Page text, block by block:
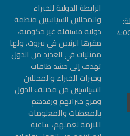
الرابطة الدولیة للخبراء
والمحللین السیاسیین منظمة
دولیة مستقلة غیر حكومیة،
مقرها الرئيس في بيروت، ولها
ممثليات في العديد من الدول
تهدف إلى حشد طاقات
وخبرات الخبراء والمحللين
السياسيين من مختلف الدول
ومزج خبراتهم ورفدهم
بالمعطيات والمعلومات
اللازمة لعملهم، ساعية